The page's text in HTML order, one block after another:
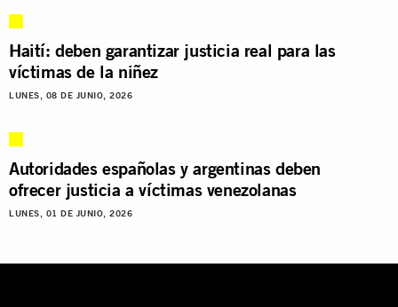
Haití: deben garantizar justicia real para las
víctimas de la niñez
LUNES, 08 DE JUNIO, 2026
Autoridades españolas y argentinas deben
ofrecer justicia a víctimas venezolanas
LUNES, 01 DE JUNIO, 2026